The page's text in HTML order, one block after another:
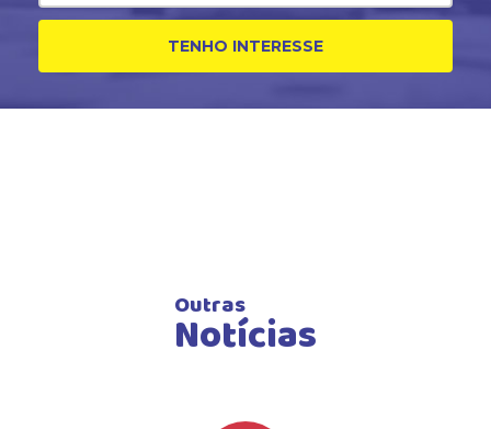
TENHO INTERESSE
Outras
Notícias